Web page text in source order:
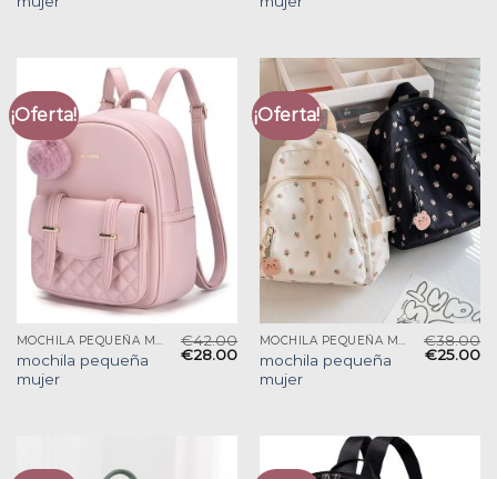
¡Oferta!
MOCHILA PEQUEÑA MUJER
mochila pequeña
mujer
€42.00
€28.00
¡Oferta!
MOCHILA PEQUEÑA MUJER
mochila pequeña
mujer
€38.00
€25.00